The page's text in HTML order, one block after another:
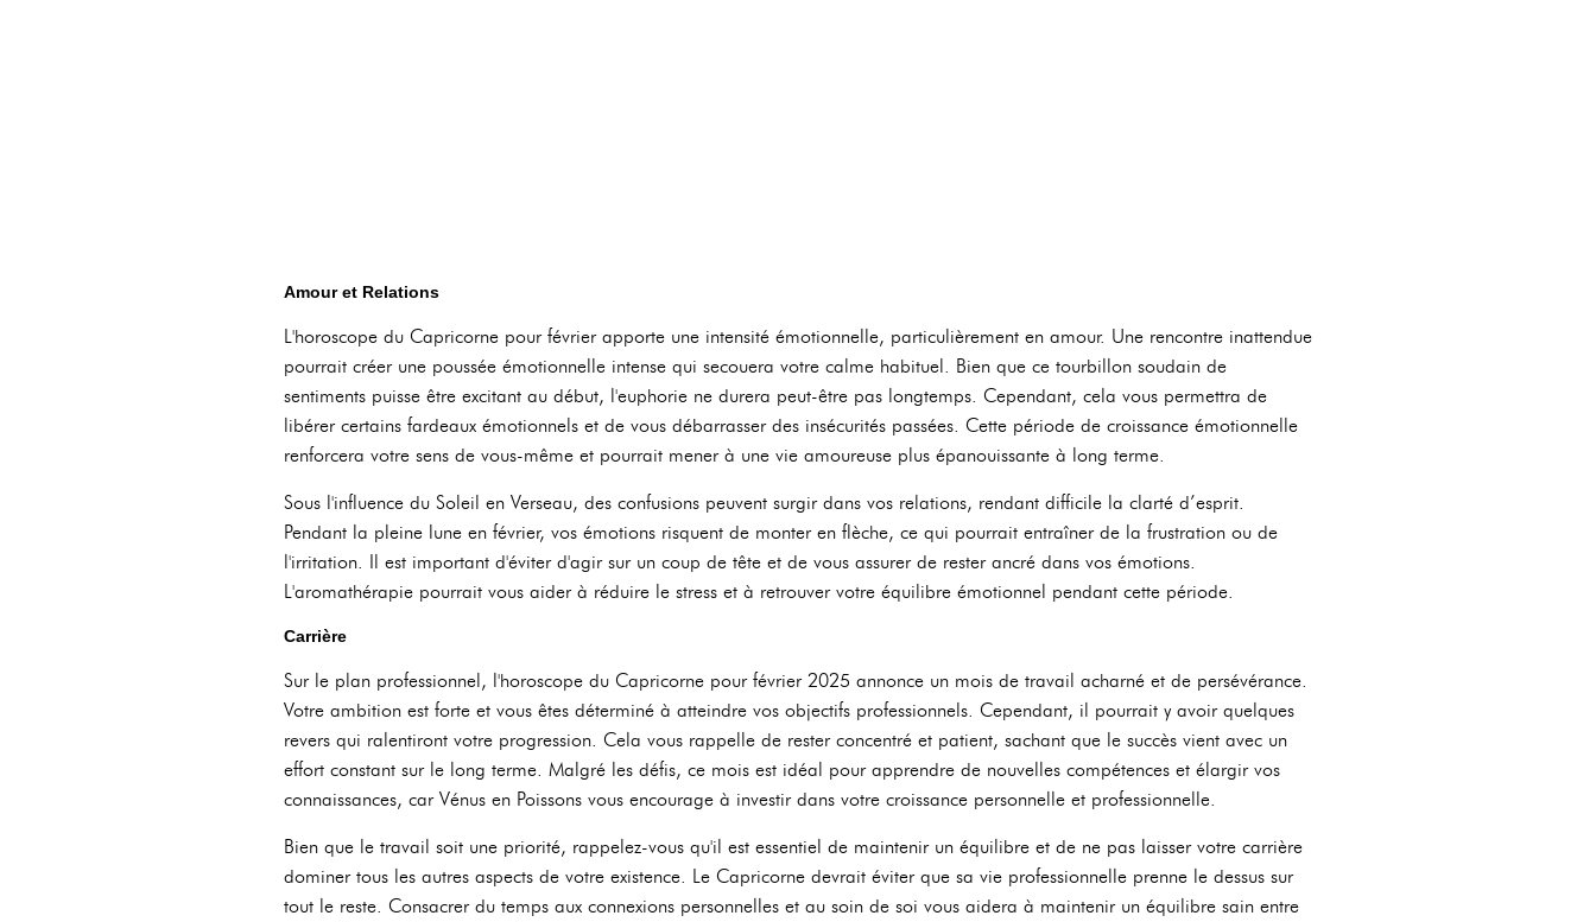
Amour et Relations
L'horoscope du Capricorne pour février apporte une intensité émotionnelle, particulièrement en amour. Une rencontre inattendue
pourrait créer une poussée émotionnelle intense qui secouera votre calme habituel. Bien que ce tourbillon soudain de
sentiments puisse être excitant au début, l'euphorie ne durera peut-être pas longtemps. Cependant, cela vous permettra de
libérer certains fardeaux émotionnels et de vous débarrasser des insécurités passées. Cette période de croissance émotionnelle
renforcera votre sens de vous-même et pourrait mener à une vie amoureuse plus épanouissante à long terme.
Sous l'influence du Soleil en Verseau, des confusions peuvent surgir dans vos relations, rendant difficile la clarté d’esprit.
Pendant la pleine lune en février, vos émotions risquent de monter en flèche, ce qui pourrait entraîner de la frustration ou de
l'irritation. Il est important d'éviter d'agir sur un coup de tête et de vous assurer de rester ancré dans vos émotions.
L'aromathérapie pourrait vous aider à réduire le stress et à retrouver votre équilibre émotionnel pendant cette période.
Carrière
Sur le plan professionnel, l'horoscope du Capricorne pour février 2025 annonce un mois de travail acharné et de persévérance.
Votre ambition est forte et vous êtes déterminé à atteindre vos objectifs professionnels. Cependant, il pourrait y avoir quelques
revers qui ralentiront votre progression. Cela vous rappelle de rester concentré et patient, sachant que le succès vient avec un
effort constant sur le long terme. Malgré les défis, ce mois est idéal pour apprendre de nouvelles compétences et élargir vos
connaissances, car Vénus en Poissons vous encourage à investir dans votre croissance personnelle et professionnelle.
Bien que le travail soit une priorité, rappelez-vous qu'il est essentiel de maintenir un équilibre et de ne pas laisser votre carrière
dominer tous les autres aspects de votre existence. Le Capricorne devrait éviter que sa vie professionnelle prenne le dessus sur
tout le reste. Consacrer du temps aux connexions personnelles et au soin de soi vous aidera à maintenir un équilibre sain entre